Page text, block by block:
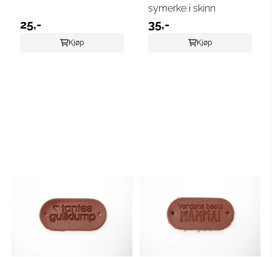
25,-
Kjøp
symerke i skinn
35,-
Kjøp